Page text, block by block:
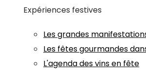
Expériences festives
Les grandes
Les fêtes gourmandes
L'agenda des vins en fête